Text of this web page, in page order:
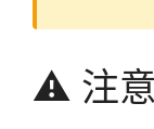
⚠️ 注